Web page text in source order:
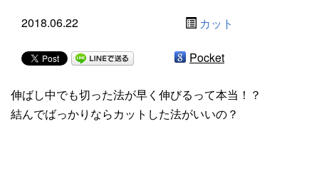
2018.06.22 カット
Pocket
伸ばし中でも切った法が早く伸びるって本当！？
結んでばっかりならカットした法がいいの？